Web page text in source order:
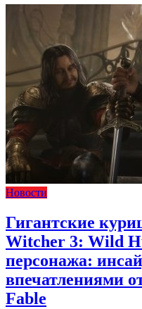
Новости
Гигантские
Witcher 3: Wild
персонажа:
впечатлениями
Fable